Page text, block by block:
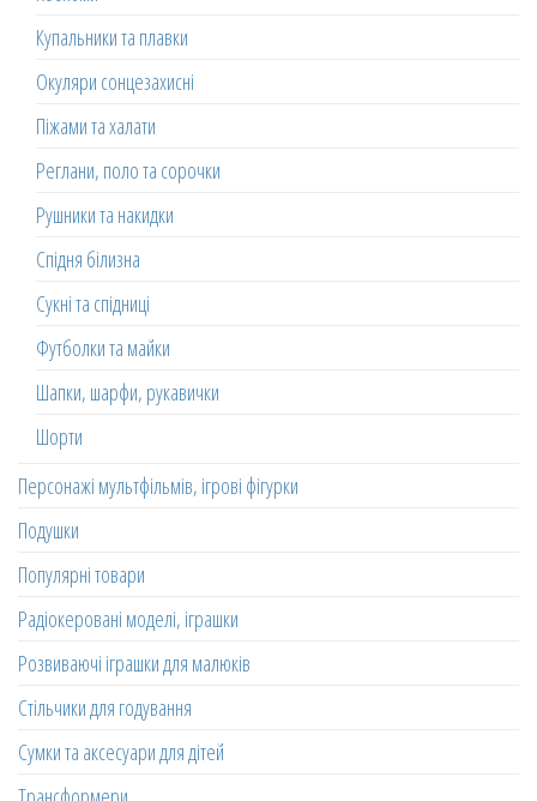
Купальники та плавки
Окуляри сонцезахисні
Піжами та халати
Реглани, поло та сорочки
Рушники та накидки
Спідня білизна
Сукні та спідниці
Футболки та майки
Шапки, шарфи, рукавички
Шорти
Персонажі мультфільмів, ігрові фігурки
Подушки
Популярні товари
Радіокеровані моделі, іграшки
Розвиваючі іграшки для малюків
Стільчики для годування
Сумки та аксесуари для дітей